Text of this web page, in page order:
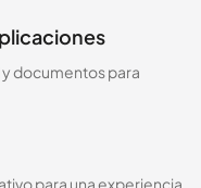
documentos para
para una experiencia